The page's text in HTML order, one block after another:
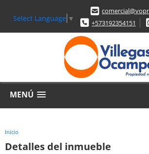
Select Language ▼
+573192354151
MENÚ
Inicio
Detalles del inmueble